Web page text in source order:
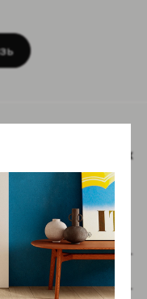
Наверх
рассылку